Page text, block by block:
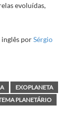
evoluídas,
inglês porSérgio
EXOPLANETA
PLANETÁRIO